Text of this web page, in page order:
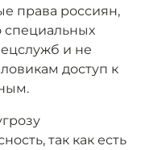
права россиян,
специальных
и не
доступ к
так как есть